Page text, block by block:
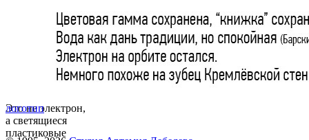
Это не электрон,
а светящиеся
пластиковые
логотип